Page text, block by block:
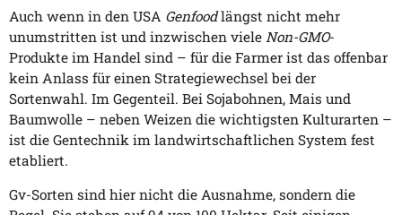
Auch wenn in den USA Genfoodlängst nicht mehr
unumstritten ist und inzwischen viele Non-GMO-
Produkte im Handel sind – für die Farmer ist das offenbar
kein Anlass für einen Strategiewechsel bei der
Sortenwahl. Im Gegenteil. Bei Sojabohnen, Mais und
Baumwolle – neben Weizen die wichtigsten Kulturarten –
ist die Gentechnik im landwirtschaftlichen System fest
etabliert.
Gv-Sorten sind hier nicht die Ausnahme, sondern die